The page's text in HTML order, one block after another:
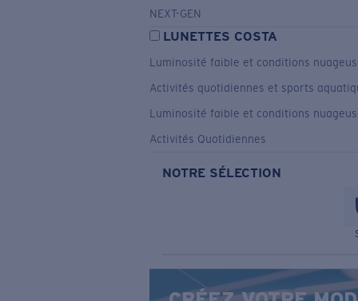
NEXT-GEN
LUNETTES COSTA
Luminosité faible et conditions
Activités quotidiennes et sports
Luminosité faible et conditions
Activités Quotidiennes
NOTRE SÉLECTION